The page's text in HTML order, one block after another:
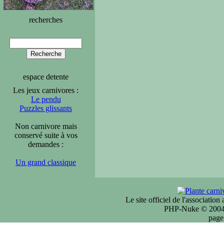
recherches
espace detente
Les jeux carnivores :
Le pendu
Puzzles glissants
Non carnivore mais
conservé suite à vos
demandes :
Un grand classique
Le site officiel de l'association
PHP-Nuke ©